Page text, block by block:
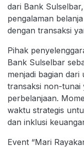
dari Bank
pengalaman
dengan transaksi
Pihak
Bank Sulselbar
menjadi bagian
transaksi non-tunai
perbelanjaan.
waktu strategis
dan inklusi
Event “Mari